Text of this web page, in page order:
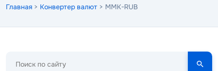
Главная > Конвертер валют > MMK-RUB